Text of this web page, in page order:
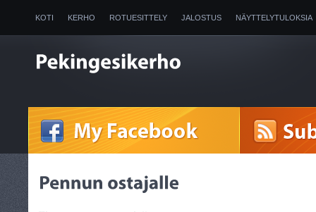
KOTI KERHO ROTUESITTELY JALOSTUS NÄYTTELYTULOKSIA
2025